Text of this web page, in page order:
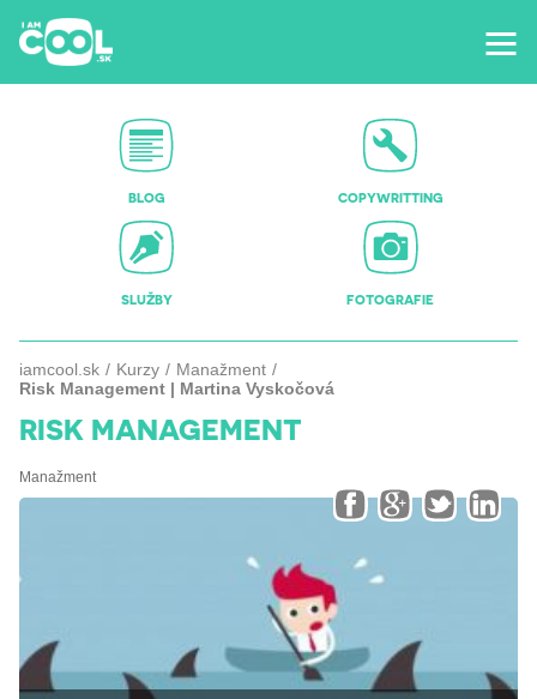
BLOG COPYWRITTING
SLUŽBY FOTOGRAFIE
iamcool.sk Kurzy
Manažment
Risk Management | Martina Vyskočová
RISK MANAGEMENT
Manažment